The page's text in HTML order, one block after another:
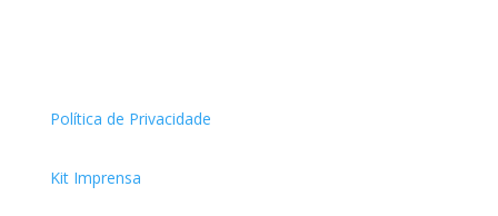
Política de Privacidade
Kit Imprensa